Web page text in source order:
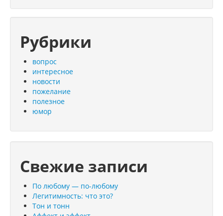
Рубрики
вопрос
интересное
новости
пожелание
полезное
юмор
Свежие записи
По любому — по-любому
Легитимность: что это?
Тон и тонн